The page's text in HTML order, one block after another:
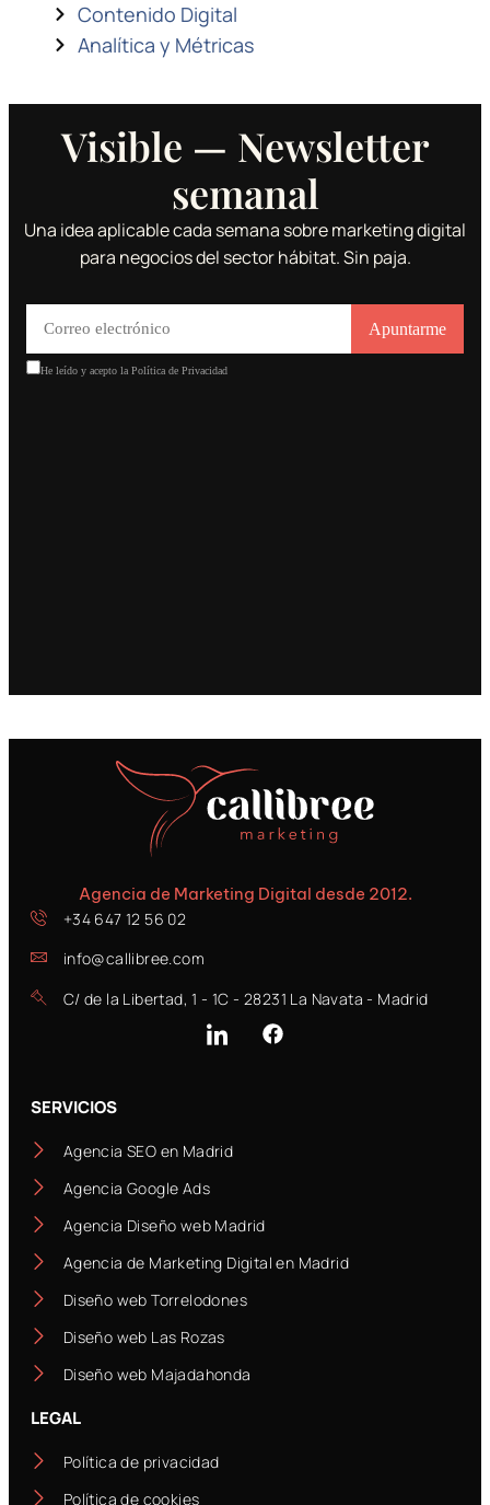
Contenido Digital
Analítica y Métricas
Visible — Newsletter
semanal
Una idea aplicable cada semana sobre marketing digital
para negocios del sector hábitat. Sin paja.
Agencia de Marketing Digital desde 2012.
+34 647 12 56 02
info@callibree.com
C/ de la Libertad, 1 - 1C - 28231 La Navata - Madrid
SERVICIOS
Agencia SEO en Madrid
Agencia Google Ads
Agencia Diseño web Madrid
Agencia de Marketing Digital en Madrid
Diseño web Torrelodones
Diseño web Las Rozas
Diseño web Majadahonda
LEGAL
Política de privacidad
Política de cookies